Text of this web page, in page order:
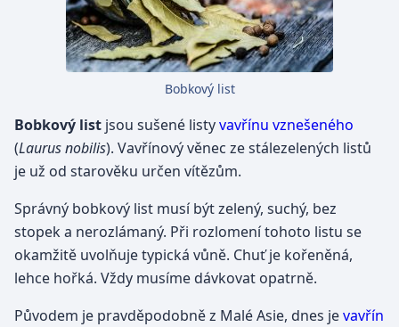
Bobkový list
Bobkový list jsou sušené listyvavřínu vznešeného
(Laurus nobilis). Vavřínový věnec ze stálezelených listů
je už od starověku určen vítězům.
Správný bobkový list musí být zelený, suchý, bez
stopek a nerozlámaný. Při rozlomení tohoto listu se
okamžitě uvolňuje typická vůně. Chuť je kořeněná,
lehce hořká. Vždy musíme dávkovat opatrně.
Původem je pravděpodobně z Malé Asie, dnes jevavřín